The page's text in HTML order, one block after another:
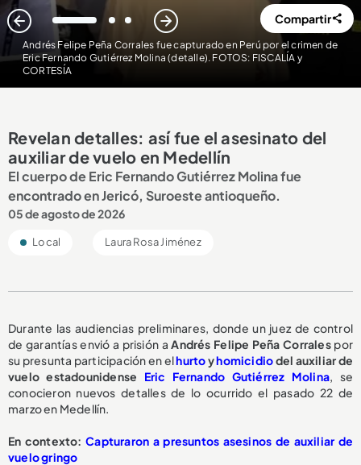
Andrés Felipe Peña Corrales fue capturado en Perú por el crimen de
Eric Fernando Gutiérrez Molina (detalle). FOTOS: FISCALÍA y
CORTESÍA
1 2 3 Compartir
Revelan detalles: así fue el asesinato del
auxiliar de vuelo en Medellín
El cuerpo de Eric Fernando Gutiérrez Molina fue
encontrado en Jericó, Suroeste antioqueño.
05 de agosto de 2026
Local Laura Rosa Jiménez
Durante las audiencias preliminares, donde un juez de control
de garantías envió a prisión aAndrés Felipe Peña Corralespor
su presunta participación en elhurtoyhomicidiodel auxiliar de
vuelo estadounidense Eric Fernando Gutiérrez Molina, se
conocieron nuevos detalles de lo ocurrido el pasado 22 de
marzo en Medellín.
En contexto: Capturaron a presuntos asesinos de auxiliar de
vuelo gringo